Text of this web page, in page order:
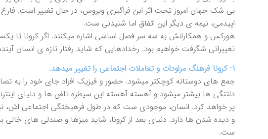
بى شك جهان امروز تحت اثر اين فراگيرى ويروس، در حال تغيير است.
اپيدمى، نيمه ى ديگر اين اتفاق اما شنيدنى ست.
هوركس و همكارانش به سه سر فصل اساسى اشاره ميكنند. اگر كرونا تا
تغييراتى شگرفت خواهيم بود. رخدادهايى كه شايد رفتار تازه ى انسان
١- كرونا فرهنگ مراودات و تعاملات اجتماعى را تغيير ميدهد.
جمع هاى دوستانه كوچكتر ميشود. حضور و فيزيك افراد جاى خود را به
دلتنگى ها بيشتر ميشود و آهسته آهسته اين سيطره تلفن ها و دنياى
پر خواهد كرد. انسان، موجودى ست كه در طول فرهيختگى اجتماعى اش،
و ديده شدن ها دارد. دنياى بعد از كرونا، شايد ميزها و صندلى هاى
ست.